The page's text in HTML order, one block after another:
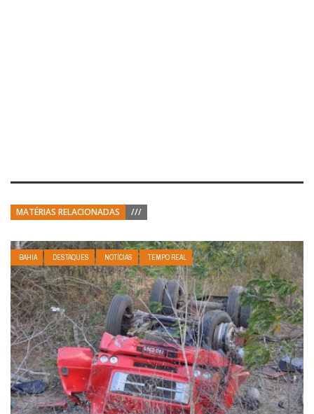
MATÉRIAS RELACIONADAS ///
BAHIA DESTAQUES NOTÍCIAS TEMPO REAL